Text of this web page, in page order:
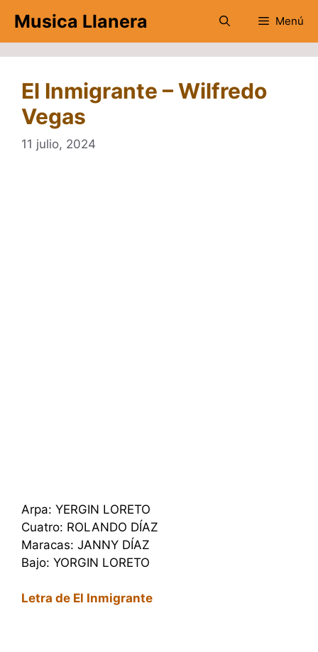
contenido
Musica Llanera Menú
El Inmigrante – Wilfredo
Vegas
11 julio, 2024
Arpa: YERGIN LORETO
Cuatro: ROLANDO DÍAZ
Maracas: JANNY DÍAZ
Bajo: YORGIN LORETO
Letra de El Inmigrante